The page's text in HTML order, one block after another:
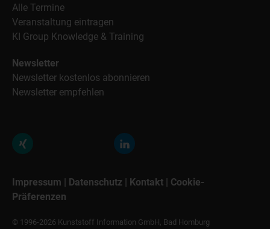
Alle Termine
Veranstaltung eintragen
KI Group Knowledge & Training
Newsletter
Newsletter kostenlos abonnieren
Newsletter empfehlen
Impressum | Datenschutz | Kontakt | Cookie-
Präferenzen
© 1996-2026 Kunststoff Information GmbH, Bad Homburg